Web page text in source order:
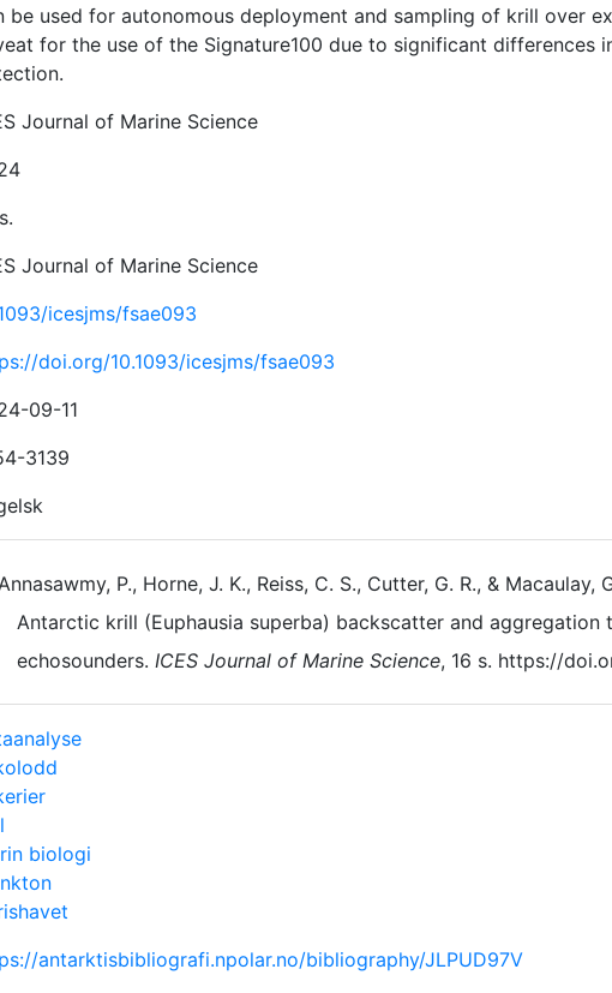
be used for autonomous deployment and sampling of krill over
for the use of the Signature100 due to significant differences
Journal of Marine Science
Journal of Marine Science
icesjms/fsae093
doi.org/10.1093/icesjms/fsae093
09-11
3139
P., Horne, J. K., Reiss, C. S., Cutter, G. R., &
Antarctic krill (Euphausia superba) backscatter and aggregation
echosounders. ICES Journal of Marine Science, 16 s. https://
biologi
antarktisbibliografi.npolar.no/bibliography/JLPUD97V